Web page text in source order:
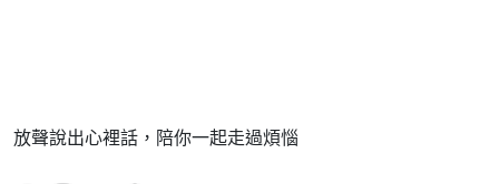
放聲說出心裡話，陪你一起走過煩惱